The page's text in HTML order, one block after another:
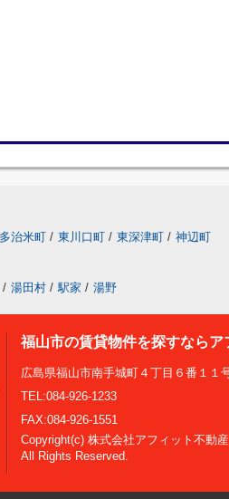
多治米町 / 東川口町 / 東深津町 / 神辺町
/ 湯田村 / 駅家 / 湯野
福山市の賃貸物件を探すならア
広島県福山市南手城町４丁目６番１１
TEL:084-926-1233
FAX:084-926-1551
Copyright(c) 株式会社アフィット不動産
All Rights Reserved.